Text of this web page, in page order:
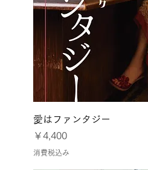
愛はファンタジー
価格
￥4,400
消費税込み